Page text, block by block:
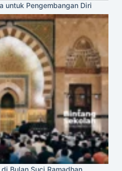
untuk Pengembangan Diri
Bulan Suci Ramadhan